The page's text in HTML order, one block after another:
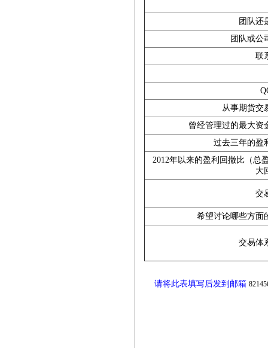
团队还
团队或公
联
从事期货交
曾经管理过的最大资
过去三年的盈
2012年以来的盈利回撤比（总
大
交
希望讨论哪些方面
交易体
请将此表填写后发到邮箱